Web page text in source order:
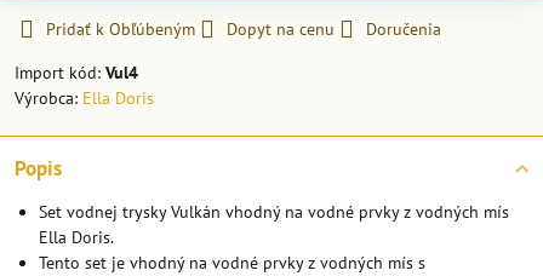
Pridať k Obľúbeným Dopyt na cenu
Doručenia
Import kód: Vul4
Výrobca: Ella Doris
Popis
Set vodnej trysky Vulkán vhodný na vodné prvky z vodných mís
Ella Doris.
Tento set je vhodný na vodné prvky z vodných mís s